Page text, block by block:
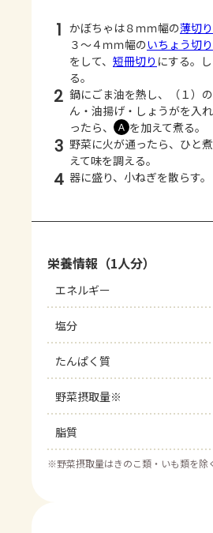
1 かぼちゃは８ｍｍ幅の薄切り
３～４ｍｍ幅のいちょう切り
をして、 短冊切り にする。
る。
2 鍋にごま油を熱し、（１）
ん・油揚げ・しょうがを入
ったら、
Ａ を加えて煮る。
3 野菜に火が通ったら、ひと
えて味を調える。
4 器に盛り、小ねぎを散らす。
栄養情報（1人分）
エネルギー
塩分
たんぱく質
野菜摂取量※
脂質
※野菜摂取量はきのこ類・いも類を除